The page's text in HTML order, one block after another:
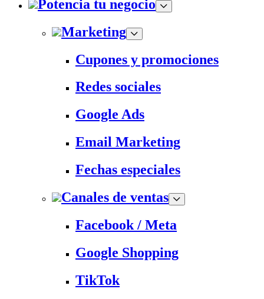
Potencia tu negocio
Marketing
Cupones y promociones
Redes sociales
Google Ads
Email Marketing
Fechas especiales
Canales de ventas
Facebook / Meta
Google Shopping
TikTok